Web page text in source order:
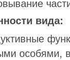
вида:
особями, в